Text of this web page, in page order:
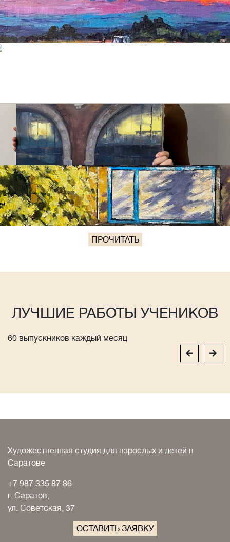
ПРОЧИТАТЬ
ЛУЧШИЕ РАБОТЫ УЧЕНИКОВ
60 выпускников каждый месяц
Художественная студия для взрослых и детей в
Саратове
+7 987 335 87 86
г. Саратов,
ул. Советская, 37
ОСТАВИТЬ ЗАЯВКУ